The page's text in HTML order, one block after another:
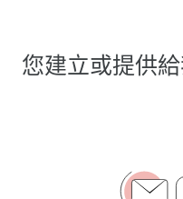
您建立或提供